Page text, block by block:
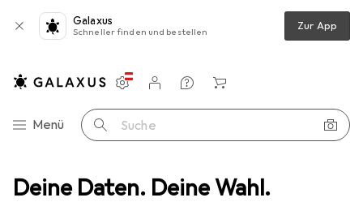
Deine Daten. Deine Wahl.
Galaxus
Schneller finden und bestellen Zur App
Navigation nach Kategorien
Menü Suche
Einstellungen
Kundenkonto
Vergleichslisten
Merklisten
Warenkorb
+ Schneiden Sägeblatt Pferd Trennscheibe EHT 19 SG STEEL